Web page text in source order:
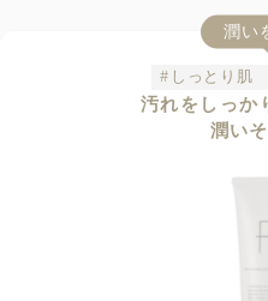
潤い
#しっとり肌
汚れをしっか
潤い